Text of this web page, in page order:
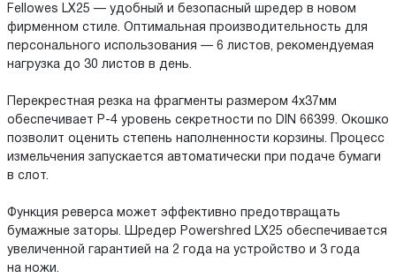
Fellowes LX25 — удобный и безопасный шредер в новом
фирменном стиле. Оптимальная производительность для
персонального использования — 6 листов, рекомендуемая
нагрузка до 30 листов в день.
Перекрестная резка на фрагменты размером 4x37мм
обеспечивает P-4 уровень секретности по DIN 66399. Окошко
позволит оценить степень наполненности корзины. Процесс
измельчения запускается автоматически при подаче бумаги
в слот.
Функция реверса может эффективно предотвращать
бумажные заторы. Шредер Powershred LX25 обеспечивается
увеличенной гарантией на 2 года на устройство и 3 года
на ножи.